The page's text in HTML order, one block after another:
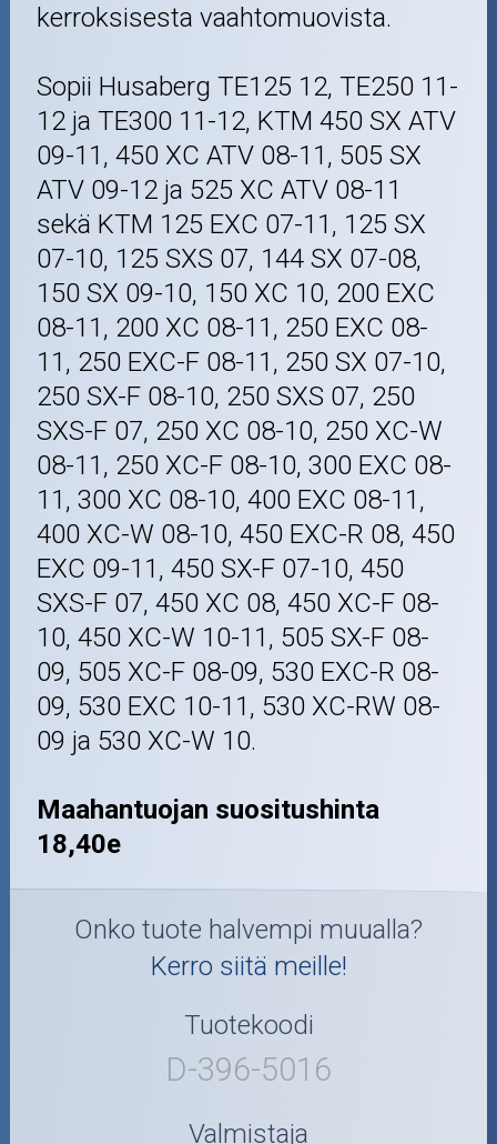
kerroksisesta vaahtomuovista.
Sopii Husaberg TE125 12, TE250 11-
12 ja TE300 11-12, KTM 450 SX ATV
09-11, 450 XC ATV 08-11, 505 SX
ATV 09-12 ja 525 XC ATV 08-11
sekä KTM 125 EXC 07-11, 125 SX
07-10, 125 SXS 07, 144 SX 07-08,
150 SX 09-10, 150 XC 10, 200 EXC
08-11, 200 XC 08-11, 250 EXC 08-
11, 250 EXC-F 08-11, 250 SX 07-10,
250 SX-F 08-10, 250 SXS 07, 250
SXS-F 07, 250 XC 08-10, 250 XC-W
08-11, 250 XC-F 08-10, 300 EXC 08-
11, 300 XC 08-10, 400 EXC 08-11,
400 XC-W 08-10, 450 EXC-R 08, 450
EXC 09-11, 450 SX-F 07-10, 450
SXS-F 07, 450 XC 08, 450 XC-F 08-
10, 450 XC-W 10-11, 505 SX-F 08-
09, 505 XC-F 08-09, 530 EXC-R 08-
09, 530 EXC 10-11, 530 XC-RW 08-
09 ja 530 XC-W 10.
Maahantuojan suositushinta
18,40e
Onko tuote halvempi muualla?
Kerro siitä meille!
Tuotekoodi
D-396-5016
Valmistaja